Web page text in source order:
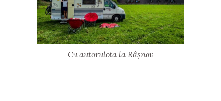
Cu autorulota la Râșnov